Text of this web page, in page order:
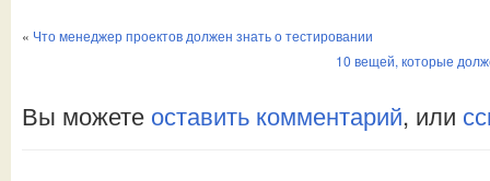
« Что менеджер проектов должен знать о тестировании
10 вещей, которые
Вы можете оставить комментарий, или